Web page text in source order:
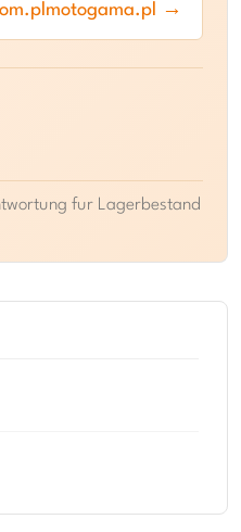
motogama.pl →
fur Lagerbestand